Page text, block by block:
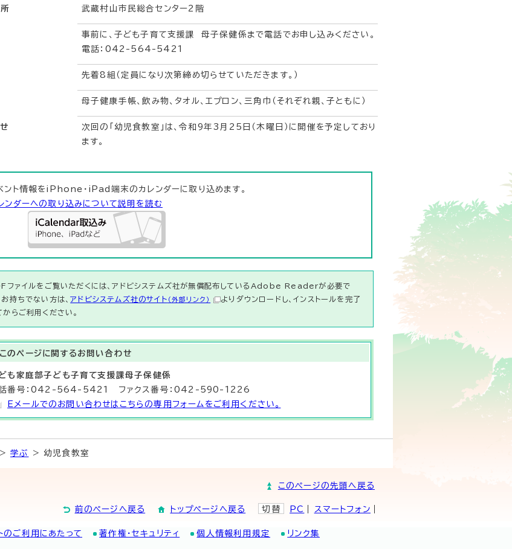
武蔵村山市民総合センター2階
事前に、子ども子育て支援課 母子保健係まで電話でお申し込みください。
電話：042-564-5421
先着8組（定員になり次第締め切らせていただきます。）
母子健康手帳、飲み物、タオル、エプロン、三角巾（それぞれ親、子ともに）
次回の「幼児食教室」は、令和9年3月25日（木曜日）に開催を予定しており
ます。
ント情報をiPhone・iPad端末のカレンダーに取り込めます。
ンダーへの取り込みについて説明を読む
ファイルをご覧いただくには、アドビシステムズ社が無償配布しているAdobe Readerが必要で
お持ちでない方は、アドビシステムズ社のサイト （外部リンク）
よりダウンロードし、インストールを完了
からご利用ください。
このページに関する お問い合わせ
も家庭部子ども子育て支援課母子保健係
番号：042-564-5421 ファクス番号：042-590-1226
Eメールでのお問い合わせはこちらの専用フォームをご利用ください。
>学ぶ > 幼児食教室
このページの先頭へ戻る
前のページへ戻る トップページへ戻る 切替 PC スマートフォン
のご利用にあたって 著作権・セキュリティ 個人情報利用規定 リンク集